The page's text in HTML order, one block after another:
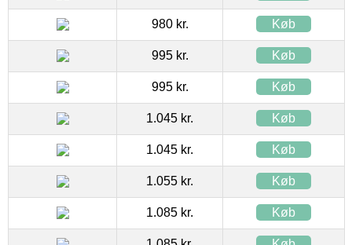
980 kr. Køb
995 kr. Køb
995 kr. Køb
1.045 kr. Køb
1.045 kr. Køb
1.055 kr. Køb
1.085 kr. Køb